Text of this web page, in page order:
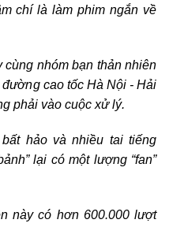
chí là làm phim ngắn về
nhóm bạn thản nhiên
cao tốc Hà Nội - Hải
phải vào cuộc xử lý.
hảo và nhiều tai tiếng
lại có một lượng “fan”
này có hơn 600.000 lượt